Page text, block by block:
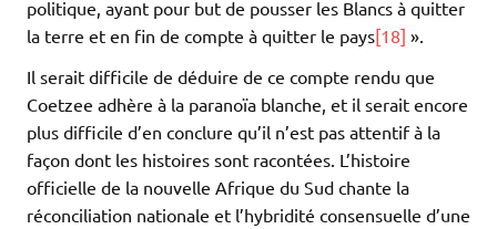
politique, ayant pour but de pousser les Blancs à quitter
la terre et en fin de compte à quitter le pays[18] ».
Il serait difficile de déduire de ce compte rendu que
Coetzee adhère à la paranoïa blanche, et il serait encore
plus difficile d’en conclure qu’il n’est pas attentif à la
façon dont les histoires sont racontées. L’histoire
officielle de la nouvelle Afrique du Sud chante la
réconciliation nationale et l’hybridité consensuelle d’une